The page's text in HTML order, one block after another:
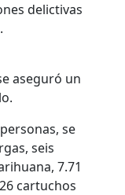
delictivas
aseguró un
se
seis
7.71
cartuchos